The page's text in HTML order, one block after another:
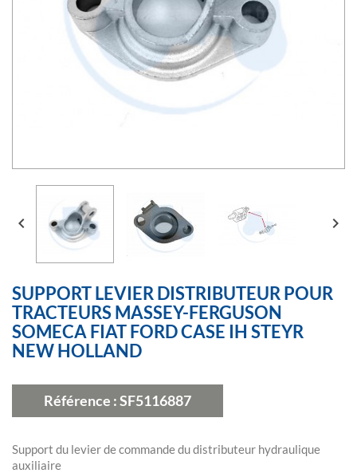
 
SUPPORT LEVIER DISTRIBUTEUR POUR
TRACTEURS MASSEY-FERGUSON
SOMECA FIAT FORD CASE IH STEYR
NEW HOLLAND
Référence :SF5116887
Support du levier de commande du distributeur hydraulique
auxiliaire